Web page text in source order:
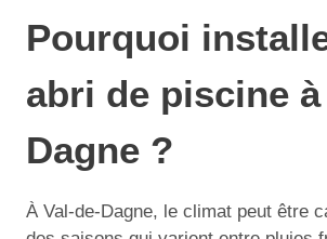
Pourquoi
abri de piscine à
Dagne ?
À Val-de-Dagne, le climat peut être